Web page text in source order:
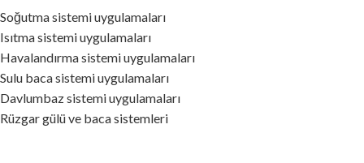
Soğutma sistemi uygulamaları
Isıtma sistemi uygulamaları
Havalandırma sistemi uygulamaları
Sulu baca sistemi uygulamaları
Davlumbaz sistemi uygulamaları
Rüzgar gülü ve baca sistemleri